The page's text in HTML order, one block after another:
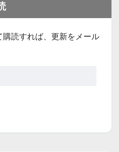
購読すれば、更新をメール